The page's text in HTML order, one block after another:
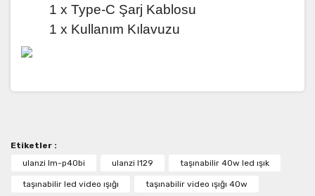
1 x Type-C Şarj Kablosu
1 x Kullanım Kılavuzu
Ürün resmi kalitesiz, bozuk veya görüntülenemiyor.
Ürün açıklamasında eksik bilgiler bulunuyor.
Etiketler :
ulanzi lm-p40bi
ulanzi l129 taşınabilir 40w led ışık
taşınabilir led video ışığı taşınabilir video ışığı 40w